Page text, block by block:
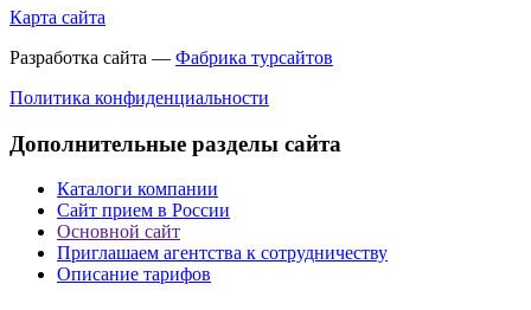
Карта сайта
Разработка сайта — Фабрика турсайтов
Политика конфиденциальности
Дополнительные разделы сайта
Каталоги компании
Сайт прием в России
Основной сайт
Приглашаем агентства к сотрудничеству
Описание тарифов